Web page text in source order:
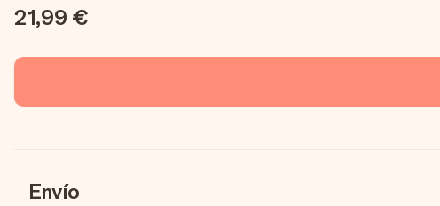
21,99 €
Envío